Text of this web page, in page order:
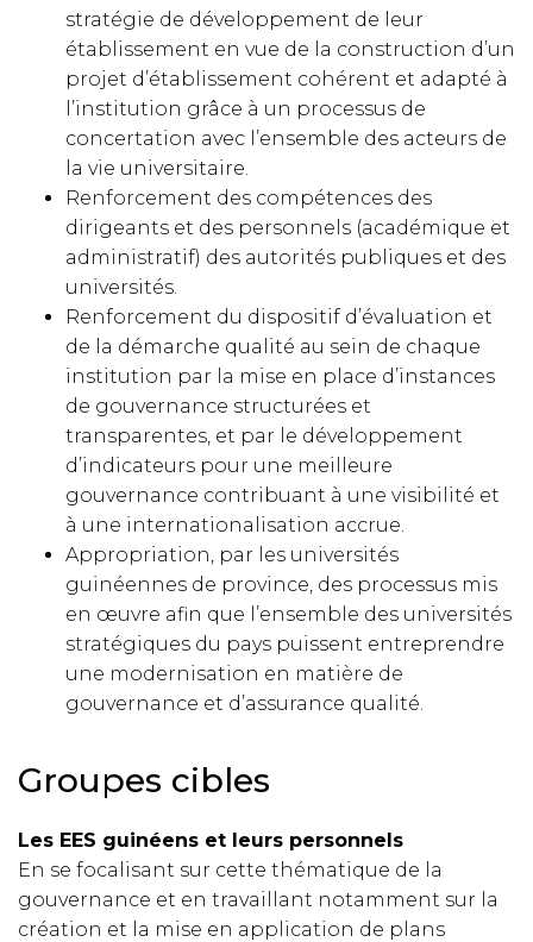
stratégie de développement de leur
établissement en vue de la construction d’un
projet d’établissement cohérent et adapté à
l’institution grâce à un processus de
concertation avec l’ensemble des acteurs de
la vie universitaire.
Renforcement des compétences des
dirigeants et des personnels (académique et
administratif) des autorités publiques et des
universités.
Renforcement du dispositif d’évaluation et
de la démarche qualité au sein de chaque
institution par la mise en place d’instances
de gouvernance structurées et
transparentes, et par le développement
d’indicateurs pour une meilleure
gouvernance contribuant à une visibilité et
à une internationalisation accrue.
Appropriation, par les universités
guinéennes de province, des processus mis
en œuvre afin que l’ensemble des universités
stratégiques du pays puissent entreprendre
une modernisation en matière de
gouvernance et d’assurance qualité.
Groupes cibles
Les EES guinéens et leurs personnels
En se focalisant sur cette thématique de la
gouvernance et en travaillant notamment sur la
création et la mise en application de plans